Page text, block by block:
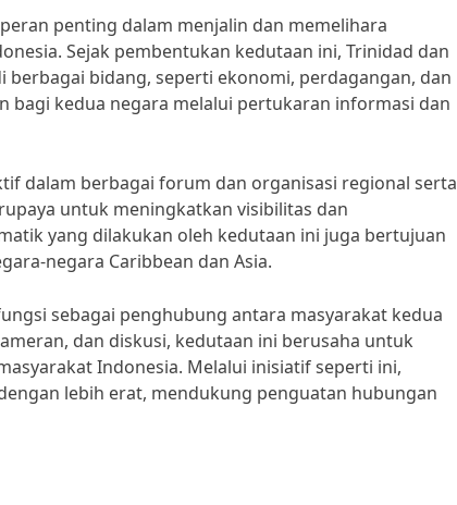
penting dalam menjalin dan memelihara
Sejak pembentukan kedutaan ini, Trinidad dan
bidang, seperti ekonomi, perdagangan, dan
kedua negara melalui pertukaran informasi dan
dalam berbagai forum dan organisasi regional serta
untuk meningkatkan visibilitas dan
yang dilakukan oleh kedutaan ini juga bertujuan
negara Caribbean dan Asia.
sebagai penghubung antara masyarakat kedua
dan diskusi, kedutaan ini berusaha untuk
Indonesia. Melalui inisiatif seperti ini,
lebih erat, mendukung penguatan hubungan